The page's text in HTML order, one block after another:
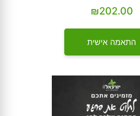
₪202.00
התאמה אישית